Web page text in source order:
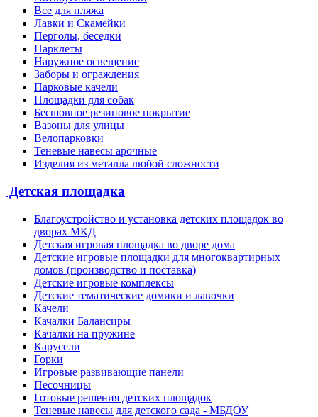
Все для пляжа
Лавки и Скамейки
Перголы, беседки
Парклеты
Наружное освещение
Заборы и ограждения
Парковые качели
Площадки для собак
Бесшовное резиновое покрытие
Вазоны для улицы
Велопарковки
Теневые навесы арочные
Изделия из металла любой сложности
Детская площадка
Благоустройство и установка детских площадок во
дворах МКД
Детская игровая площадка во дворе дома
Детские игровые площадки для многоквартирных
домов (производство и поставка)
Детские игровые комплексы
Детские тематические домики и лавочки
Качели
Качалки Балансиры
Качалки на пружине
Карусели
Горки
Игровые развивающие панели
Песочницы
Готовые решения детских площадок
Теневые навесы для детского сада - МБДОУ